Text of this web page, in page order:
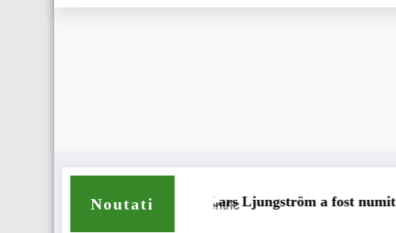
Noutati
pentru camioane Lars Ljungström a fost numit director